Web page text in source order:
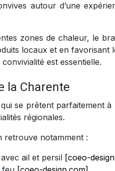
autour d’une
zones de chaleur, le
locaux et en favorisant
est essentielle.
la Charente
se prêtent parfaitement à
régionales.
retrouve notamment :
ail et persil [coeo-